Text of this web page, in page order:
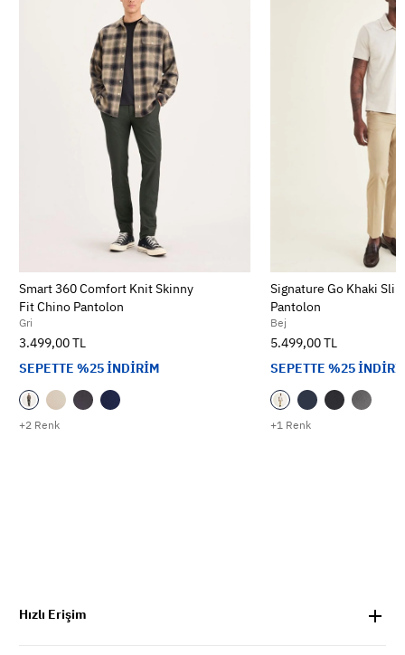
+2 Renk
Smart 360 Comfort Knit Skinny
Fit Chino Pantolon
Gri
3.499,00 TL
SEPETTE %25 İNDİRİM
+1 Renk
Signature Go Khaki
Pantolon
Bej
5.499,00 TL
SEPETTE %25
Hızlı Erişim